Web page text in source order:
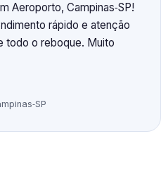
Aeroporto, Campinas‑SP!
rápido e atenção
todo o reboque. Muito